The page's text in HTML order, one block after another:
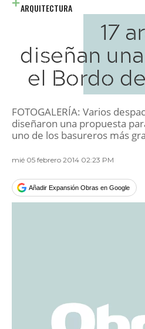
ARQUITECTURA
17
diseñan
el Bordo
FOTOGALERÍA: Varios
diseñaron una propuesta
uno de los basureros más
mié 05 febrero 2014 02:23 PM
Añadir Expansión Obras en Google